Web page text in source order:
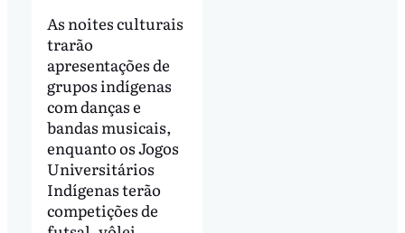
As noites culturais
trarão
apresentações de
grupos indígenas
com danças e
bandas musicais,
enquanto os Jogos
Universitários
Indígenas terão
competições de